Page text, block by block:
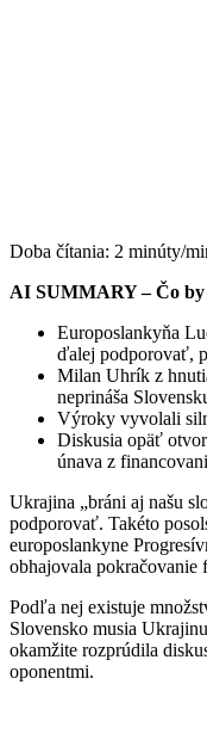
Doba čítania: 2 minúty/
AI SUMMARY – Čo by
Europoslankyňa
ďalej podporovať,
Milan Uhrík z
neprináša
Výroky vyvolali
Diskusia opäť
únava z
Ukrajina „bráni aj našu
podporovať. Takéto
europoslankyne
obhajovala
Podľa nej existuje
Slovensko musia
okamžite rozprúdila
oponentmi.